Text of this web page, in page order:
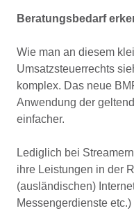
Beratungsbedarf
Wie man an diesem
Umsatzsteuerrechts
komplex. Das neue
Anwendung der
einfacher.
Lediglich bei
ihre Leistungen in der
(ausländischen)
Messengerdienste